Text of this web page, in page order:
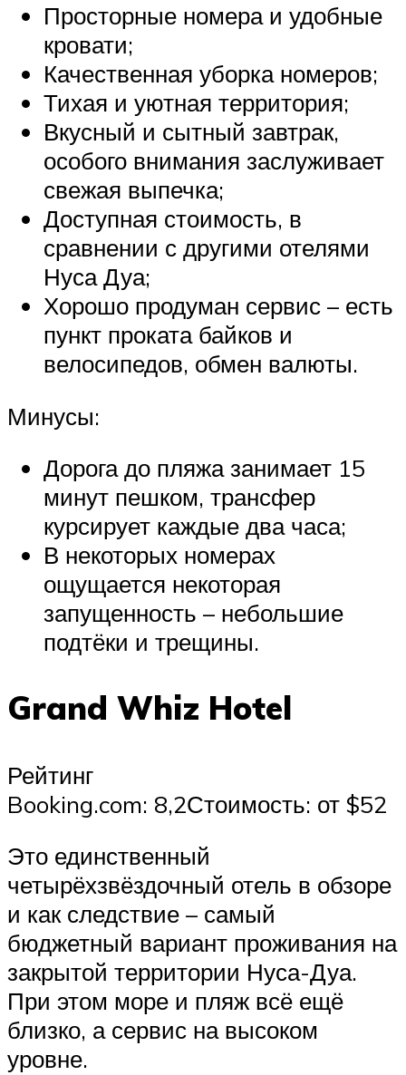
Просторные номера и удобные
кровати;
Качественная уборка номеров;
Тихая и уютная территория;
Вкусный и сытный завтрак,
особого внимания заслуживает
свежая выпечка;
Доступная стоимость, в
сравнении с другими отелями
Нуса Дуа;
Хорошо продуман сервис – есть
пункт проката байков и
велосипедов, обмен валюты.
Минусы:
Дорога до пляжа занимает 15
минут пешком, трансфер
курсирует каждые два часа;
В некоторых номерах
ощущается некоторая
запущенность – небольшие
подтёки и трещины.
Grand Whiz Hotel
Рейтинг
Booking.com: 8,2Стоимость: от $52
Это единственный
четырёхзвёздочный отель в обзоре
и как следствие – самый
бюджетный вариант проживания на
закрытой территории Нуса-Дуа.
При этом море и пляж всё ещё
близко, а сервис на высоком
уровне.